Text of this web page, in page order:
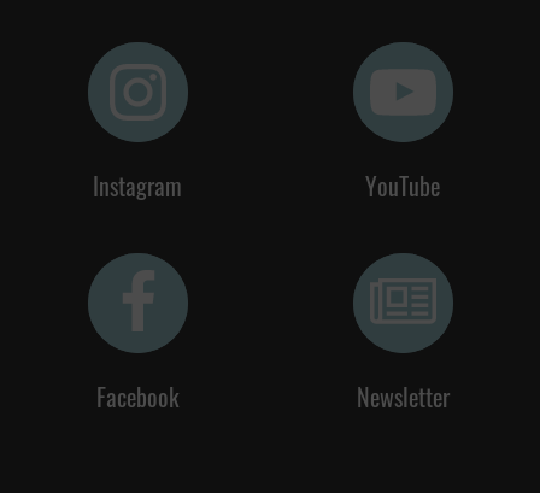
Instagram YouTube
Facebook Newsletter